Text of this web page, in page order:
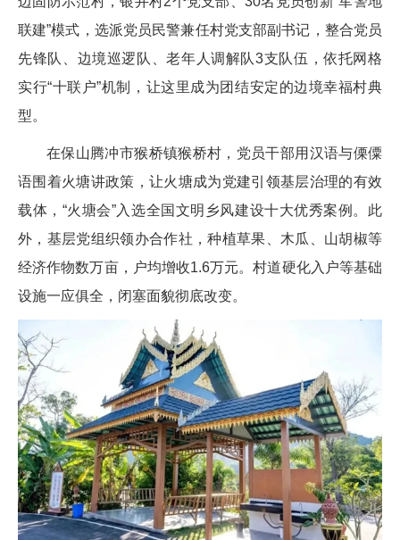
联建”模式，选派党员民警兼任村党支部副书记，整合党员
先锋队、边境巡逻队、老年人调解队3支队伍，依托网格
实行“十联户”机制，让这里成为团结安定的边境幸福村典
型。
在保山腾冲市猴桥镇猴桥村，党员干部用汉语与傈僳
语围着火塘讲政策，让火塘成为党建引领基层治理的有效
载体，“火塘会”入选全国文明乡风建设十大优秀案例。此
外，基层党组织领办合作社，种植草果、木瓜、山胡椒等
经济作物数万亩，户均增收1.6万元。村道硬化入户等基础
设施一应俱全，闭塞面貌彻底改变。